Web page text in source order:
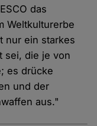
das
Weltkulturerbe
nur ein starkes
sei, die je von
es drücke
und der
aus."